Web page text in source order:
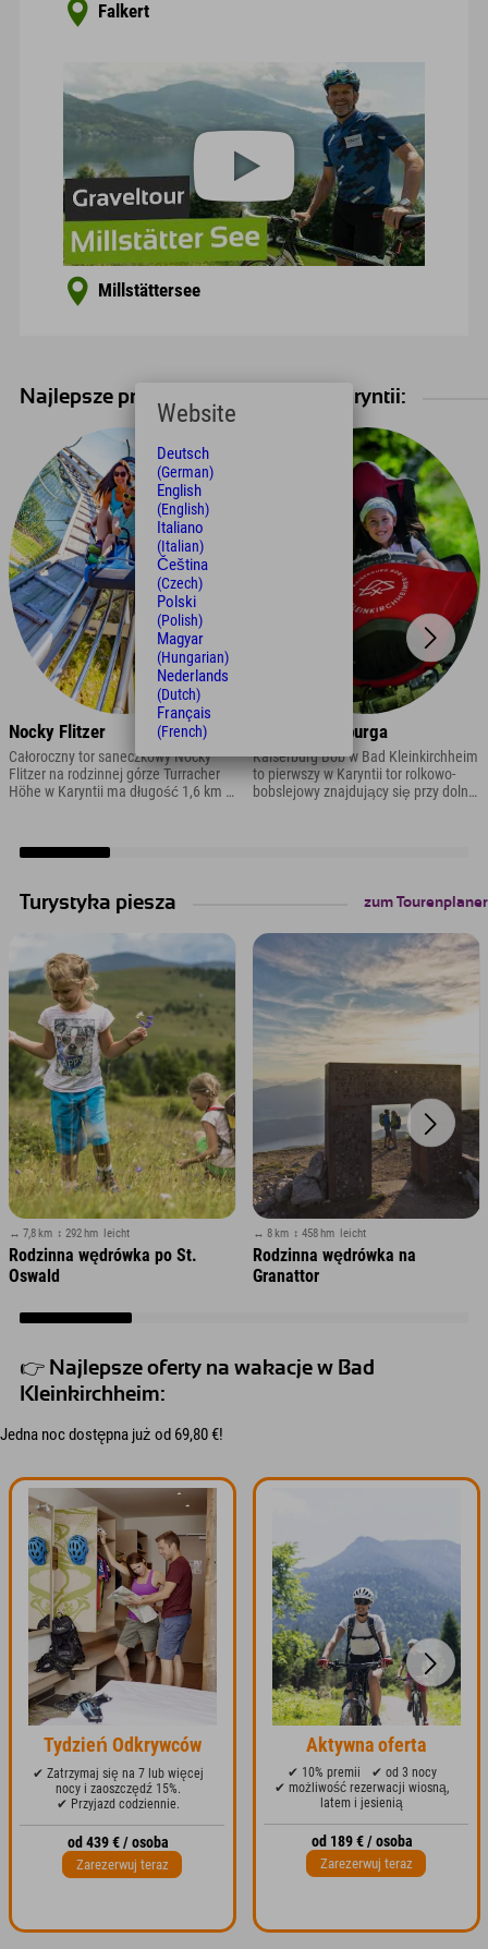
Falkert
Millstättersee
Najlepsze przeżycia na urlopie w Karyntii:
Nocky Flitzer
Całoroczny tor saneczkowy Nocky
Flitzer na rodzinnej górze Turracher
Höhe w Karyntii ma długość 1,6 km i
Bob z Kaiserburga
Kaiserburg Bob w Bad Kleinkirchheim
to pierwszy w Karyntii tor rolkowo-
bobslejowy znajdujący się przy dolnej
Turystyka piesza zum Tourenplaner
↔ 7,8 km ↕ 292 hm leicht
Rodzinna wędrówka po St.
Oswald
↔ 8 km ↕ 458 hm leicht
Rodzinna wędrówka na
Granattor
👉 Najlepsze oferty na wakacje w Bad
Kleinkirchheim:
Jedna noc dostępna już od 69,80 €!
Tydzień Odkrywców
✔ Zatrzymaj się na 7 lub więcej
nocy i zaoszczędź 15%.
✔ Przyjazd codziennie.
od 439 € / osoba
Zarezerwuj teraz
Aktywna oferta
✔ 10% premii
✔ od 3 nocy
✔ możliwość rezerwacji wiosną,
latem i jesienią
od 189 € / osoba
Zarezerwuj teraz
Website
Deutsch
(German)
English
(English)
Italiano
(Italian)
Čeština
(Czech)
Polski
(Polish)
Magyar
(Hungarian)
Nederlands
(Dutch)
Français
(French)